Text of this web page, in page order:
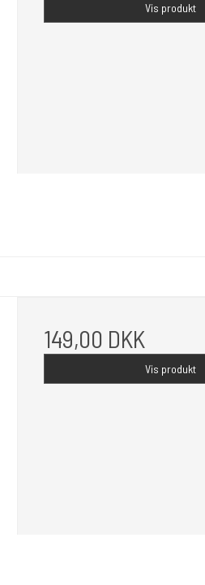
Vis produkt
149,00 DKK
Vis produkt